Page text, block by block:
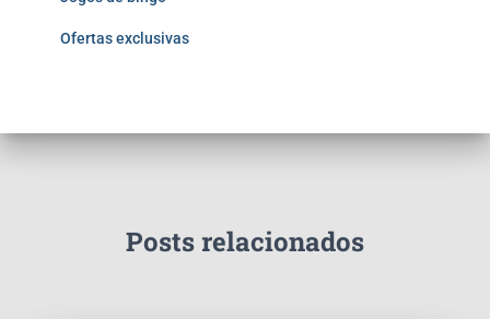
Ofertas exclusivas
Posts relacionados